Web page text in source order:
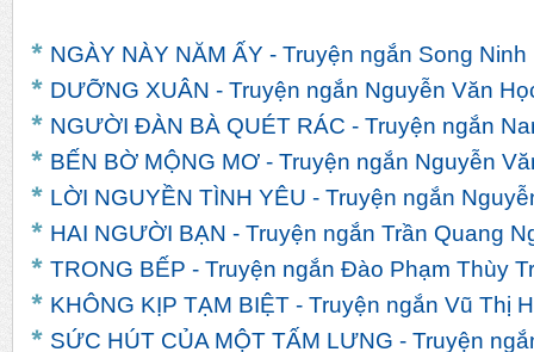
NGÀY NÀY NĂM ẤY - Truyện ngắn Song Ninh
DƯỠNG XUÂN - Truyện ngắn Nguyễn Văn
NGƯỜI ĐÀN BÀ QUÉT RÁC - Truyện ngắn
BẾN BỜ MỘNG MƠ - Truyện ngắn Nguyễn
LỜI NGUYỀN TÌNH YÊU - Truyện ngắn
HAI NGƯỜI BẠN - Truyện ngắn Trần Quang
TRONG BẾP - Truyện ngắn Đào Phạm Thùy
KHÔNG KỊP TẠM BIỆT - Truyện ngắn Vũ Thị
SỨC HÚT CỦA MỘT TẤM LƯNG - Truyện